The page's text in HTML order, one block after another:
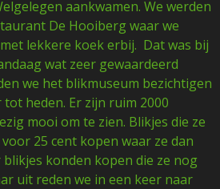
aankwamen. We werden
De Hooiberg waar we
lekkere koek erbij. Dat was bij
wat zeer gewaardeerd
we het blikmuseum bezichtigen
heden. Er zijn ruim 2000
mooi om te zien. Blikjes die ze
25 cent kopen waar ze dan
konden kopen die ze nog
uit reden we in een keer naar